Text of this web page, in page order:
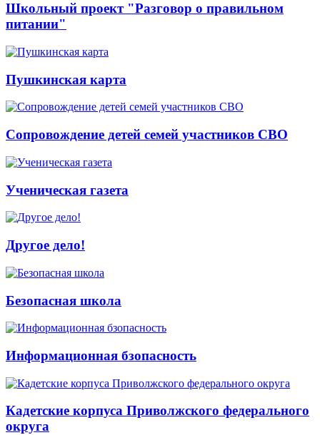
Школьный проект "Разговор о правильном
питании"
Пушкинская карта
Сопровождение детей семей участников СВО
Ученическая газета
Другое дело!
Безопасная школа
Информационная бзопасность
Кадетские корпуса Приволжского федерального
округа